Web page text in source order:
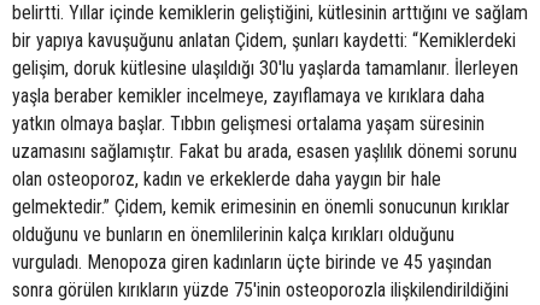
belirtti. Yıllar içinde kemiklerin geliştiğini, kütlesinin arttığını ve sağlam
bir yapıya kavuşuğunu anlatan Çidem, şunları kaydetti: “Kemiklerdeki
gelişim, doruk kütlesine ulaşıldığı 30'lu yaşlarda tamamlanır. İlerleyen
yaşla beraber kemikler incelmeye, zayıflamaya ve kırıklara daha
yatkın olmaya başlar. Tıbbın gelişmesi ortalama yaşam süresinin
uzamasını sağlamıştır. Fakat bu arada, esasen yaşlılık dönemi sorunu
olan osteoporoz, kadın ve erkeklerde daha yaygın bir hale
gelmektedir.” Çidem, kemik erimesinin en önemli sonucunun kırıklar
olduğunu ve bunların en önemlilerinin kalça kırıkları olduğunu
vurguladı. Menopoza giren kadınların üçte birinde ve 45 yaşından
sonra görülen kırıkların yüzde 75'inin osteoporozla ilişkilendirildiğini